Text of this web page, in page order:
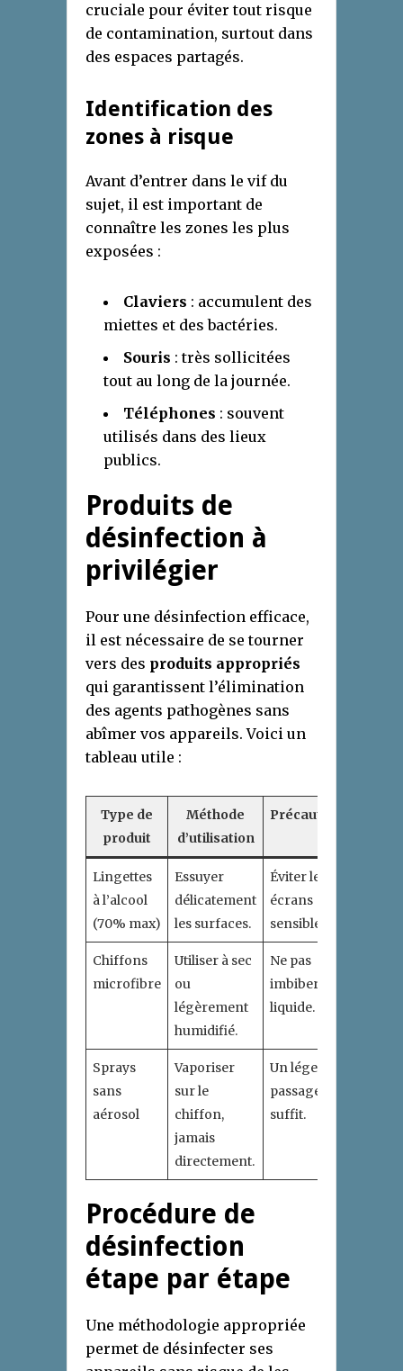
cruciale pour éviter tout risque
de contamination, surtout dans
des espaces partagés.
Identification des
zones à risque
Avant d’entrer dans le vif du
sujet, il est important de
connaître les zones les plus
exposées :
Claviers : accumulent des
miettes et des bactéries.
Souris : très sollicitées
tout au long de la journée.
Téléphones : souvent
utilisés dans des lieux
publics.
Produits de
désinfection à
privilégier
Pour une désinfection efficace,
il est nécessaire de se tourner
vers des produits appropriés
qui garantissent l’élimination
des agents pathogènes sans
abîmer vos appareils. Voici un
tableau utile :
Type de
produit
Méthode
d’utilisation
Précautions
Lingettes
à l’alcool
(70% max)
Essuyer
délicatement
les surfaces.
Éviter les
écrans
sensibles.
Chiffons
microfibre
Utiliser à sec
ou
légèrement
humidifié.
Ne pas
imbiber de
liquide.
Sprays
sans
aérosol
Vaporiser
sur le
chiffon,
jamais
directement.
Un léger
passage
suffit.
Procédure de
désinfection
étape par étape
Une méthodologie appropriée
permet de désinfecter ses